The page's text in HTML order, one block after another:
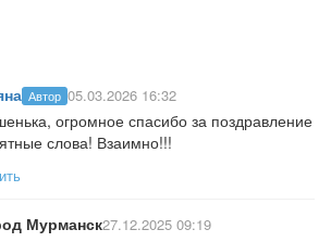
Автор 05.03.2026 16:32
огромное спасибо за поздравление
слова! Взаимно!!!
Мурманск27.12.2025 09:19